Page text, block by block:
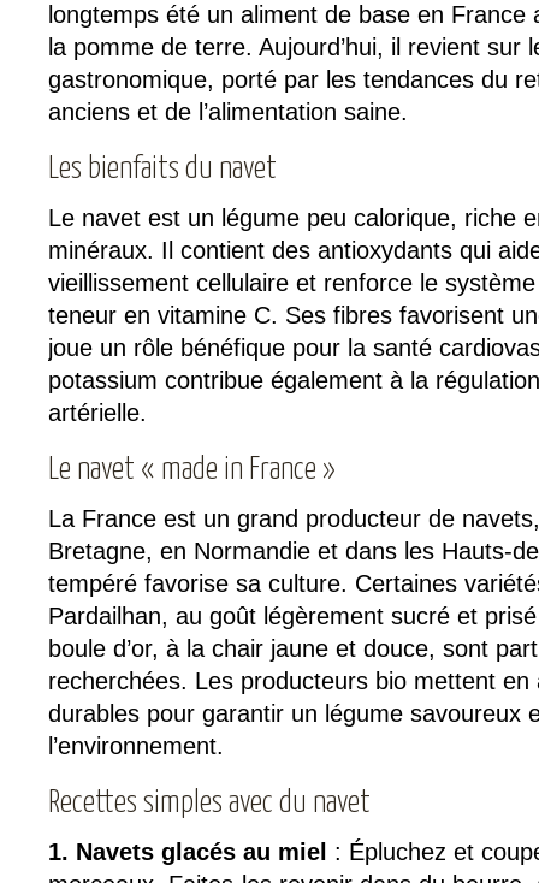
longtemps été un aliment de base en France
la pomme de terre. Aujourd’hui, il revient sur
gastronomique, porté par les tendances du
anciens et de l’alimentation saine.
Les bienfaits du navet
Le navet est un légume peu calorique, riche
minéraux. Il contient des antioxydants qui
vieillissement cellulaire et renforce le
teneur en vitamine C. Ses fibres favorisent
joue un rôle bénéfique pour la santé
potassium contribue également à la
artérielle.
Le navet « made in France »
La France est un grand producteur de
Bretagne, en Normandie et dans les Hauts-
tempéré favorise sa culture. Certaines
Pardailhan, au goût légèrement sucré et
boule d’or, à la chair jaune et douce, sont
recherchées. Les producteurs bio mettent en
durables pour garantir un légume savoureux
l’environnement.
Recettes simples avec du navet
1. Navets glacés au miel : Épluchez et